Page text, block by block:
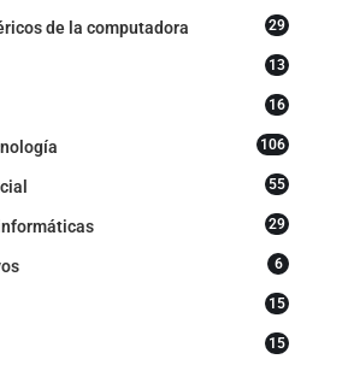
de la computadora 29
13
16
106
55
29
6
15
15